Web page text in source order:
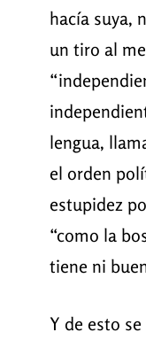
hacía suya,
un tiro al
lengua,
el orden
estupidez
“como la
tiene ni
Y de esto